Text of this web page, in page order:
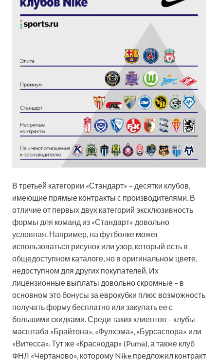
В третьей категории «Стандарт» – десятки клубов,
имеющие прямые контракты с производителями. В
отличие от первых двух категорий эксклюзивность
формы для команд из «Стандарт» довольно
условная. Например, на футболке может
использоваться рисунок или узор, который есть в
общедоступном каталоге, но в оригинальном цвете,
недоступном для других покупателей. Их
лицензионные выплаты довольно скромные – в
основном это бонусы за еврокубки плюс возможность
получать форму бесплатно или закупать ее с
большими скидками. Среди таких клиентов – клубы
масштаба «Брайтона», «Фулхэма», «Бурсаспора» или
«Витесса». Тут же «Краснодар» (Puma), а также клуб
ФНЛ «Чертаново», которому Nike предложил контракт